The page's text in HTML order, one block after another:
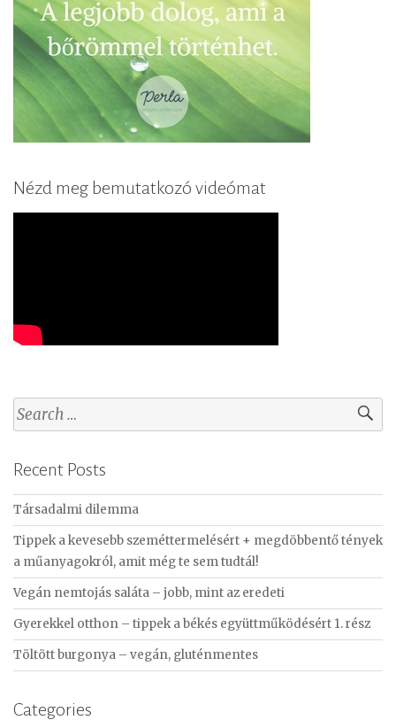
Nézd meg bemutatkozó videómat
S
e
r
c
h
f
o
r
:
Recent Posts
Társadalmi dilemma
Tippek a kevesebb szeméttermelésért + megdöbbentő tények
a műanyagokról, amit még te sem tudtál!
Vegán nemtojás saláta – jobb, mint az eredeti
Gyerekkel otthon – tippek a békés együttműködésért 1. rész
Töltött burgonya – vegán, gluténmentes
Categories